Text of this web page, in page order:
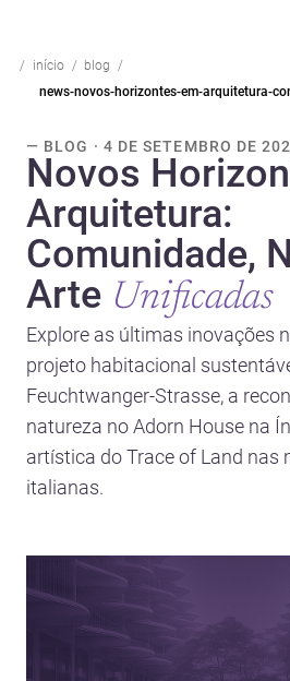
início
blog
news-novos-horizontes-em-arquitetura-
— BLOG · 4 DE SETEMBRO DE
Novos
Arquitetura:
Comunidade,
Arte Unificadas
Explore as últimas inovações
projeto habitacional
Feuchtwanger-Strasse, a
natureza no Adorn House na
artística do Trace of Land nas
italianas.